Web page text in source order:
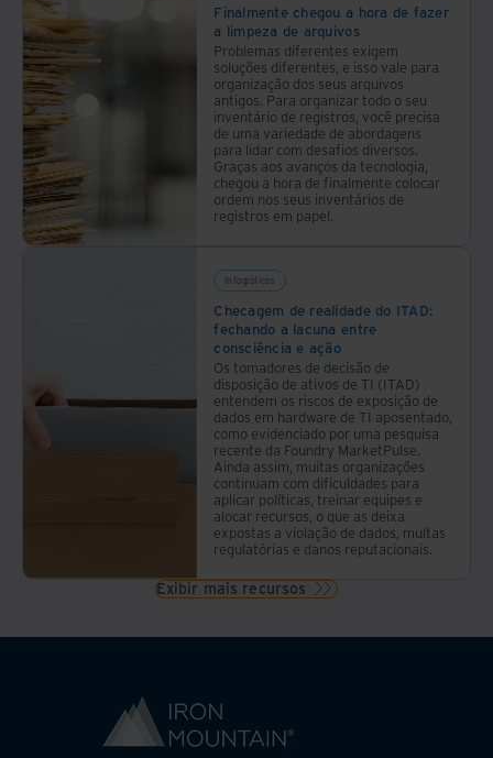
Finalmente chegou a hora de fazer
a limpeza de arquivos
Problemas diferentes exigem
soluções diferentes, e isso vale para
organização dos seus arquivos
antigos. Para organizar todo o seu
inventário de registros, você precisa
de uma variedade de abordagens
para lidar com desafios diversos.
Graças aos avanços da tecnologia,
chegou a hora de finalmente colocar
ordem nos seus inventários de
registros em papel.
Infográficos
Checagem de realidade do ITAD:
fechando a lacuna entre
consciência e ação
Os tomadores de decisão de
disposição de ativos de TI (ITAD)
entendem os riscos de exposição de
dados em hardware de TI aposentado,
como evidenciado por uma pesquisa
recente da Foundry MarketPulse.
Ainda assim, muitas organizações
continuam com dificuldades para
aplicar políticas, treinar equipes e
alocar recursos, o que as deixa
expostas a violação de dados, multas
regulatórias e danos reputacionais.
Exibir mais recursos